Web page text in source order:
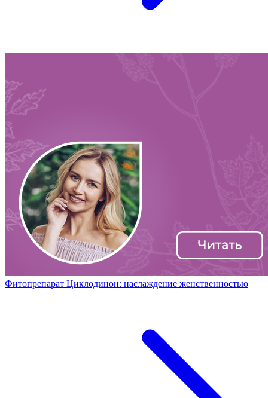
Фитопрепарат Циклодинон: наслаждение женственностью